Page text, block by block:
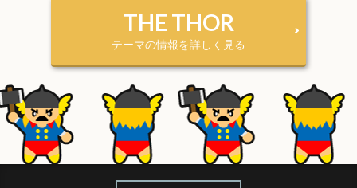
THE THOR
テーマの情報を詳しく見る